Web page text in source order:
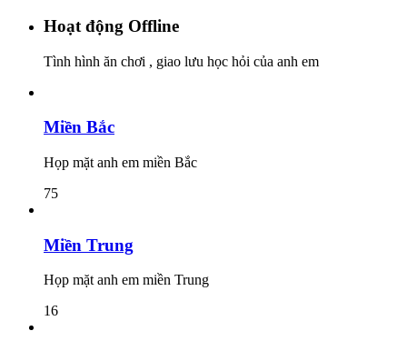
Hoạt động Offline
Tình hình ăn chơi , giao lưu học hỏi của anh em
Miền Bắc
Họp mặt anh em miền Bắc
75
Miền Trung
Họp mặt anh em miền Trung
16